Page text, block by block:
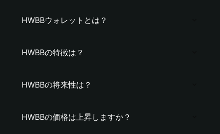
HWBBウォレットとは？
HWBBの特徴は？
HWBBの将来性は？
HWBBの価格は上昇しますか？